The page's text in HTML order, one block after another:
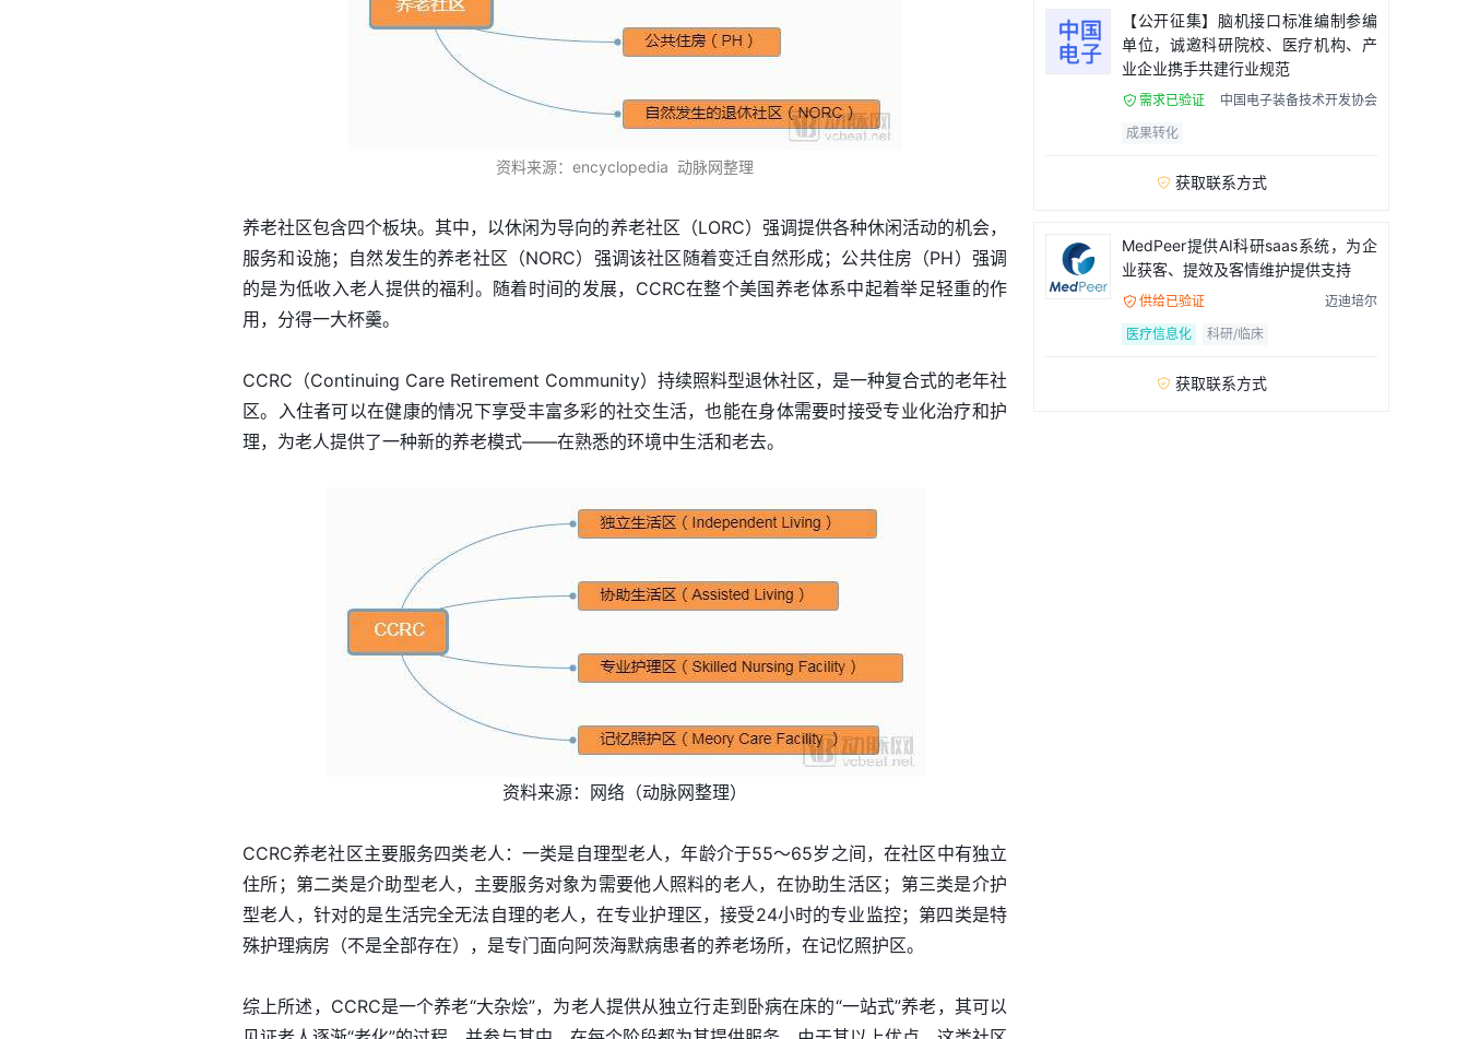
资料来源：encyclopedia 动脉网整理
养老社区包含四个板块。其中，以休闲为导向的养老社区（LORC）强调提供各种休闲活动的机会，
服务和设施；自然发生的养老社区（NORC）强调该社区随着变迁自然形成；公共住房（PH）强调
的是为低收入老人提供的福利。随着时间的发展，CCRC在整个美国养老体系中起着举足轻重的作
用，分得一大杯羹。
CCRC（Continuing Care Retirement Community）持续照料型退休社区，是一种复合式的老年社
区。入住者可以在健康的情况下享受丰富多彩的社交生活，也能在身体需要时接受专业化治疗和护
理，为老人提供了一种新的养老模式——在熟悉的环境中生活和老去。
资料来源：网络（动脉网整理）
CCRC养老社区主要服务四类老人：一类是自理型老人，年龄介于55～65岁之间，在社区中有独立
住所；第二类是介助型老人，主要服务对象为需要他人照料的老人，在协助生活区；第三类是介护
型老人，针对的是生活完全无法自理的老人，在专业护理区，接受24小时的专业监控；第四类是特
殊护理病房（不是全部存在），是专门面向阿茨海默病患者的养老场所，在记忆照护区。
综上所述，CCRC是一个养老“大杂烩”，为老人提供从独立行走到卧病在床的“一站式”养老，其可以
【公开征集】脑机接口标准编制参编
单位，诚邀科研院校、医疗机构、产
业企业携手共建行业规范
 需求已验证
中国电子装备技术开发协会
成果转化
 获取联系方式
MedPeer提供AI科研saas系统，为企
业获客、提效及客情维护提供支持
 供给已验证
迈迪培尔
医疗信息化
科研/临床
 获取联系方式